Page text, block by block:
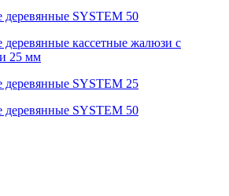
деревянные SYSTEM 50
деревянные кассетные жалюзи с
25 мм
деревянные SYSTEM 25
деревянные SYSTEM 50